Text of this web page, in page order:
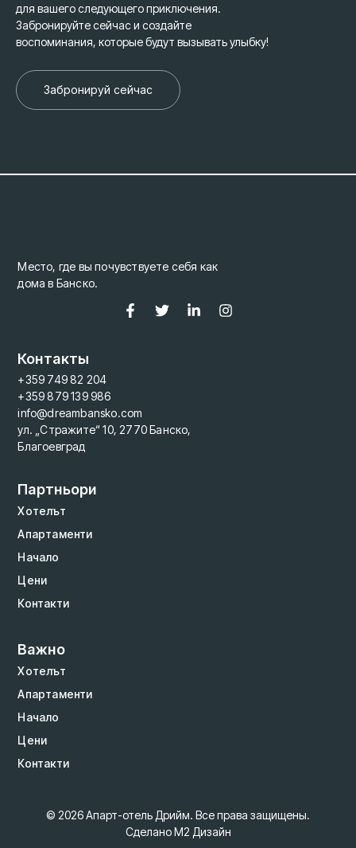
для вашего следующего приключения.
Забронируйте сейчас и создайте
воспоминания, которые будут вызывать улыбку!
Забронируй сейчас
Место, где вы почувствуете себя как
дома в Банско.
Контакты
+359 749 82 204
+359 879 139 986
info@dreambansko.com
ул. „Стражите“ 10, 2770 Банско,
Благоевград
Партньори
Хотелът
Апартаменти
Начало
Цени
Контакти
Важно
Хотелът
Апартаменти
Начало
Цени
Контакти
© 2026 Апарт-отель Дрийм. Все права защищены.
Сделано M2 Дизайн